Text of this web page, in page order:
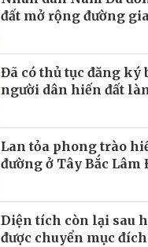
đất mở rộng đường
Đã có thủ tục đăng ký
người dân hiến đất
Lan tỏa phong trào
đường ở Tây Bắc Lâm
Diện tích còn lại sau
được chuyển mục